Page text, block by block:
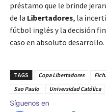
préstamo que le brinde
de la Libertadores, la
fútbol inglés y la decisión
caso en absoluto desarrollo.
TAGS Copa Libertadores
Sao Paulo
Universidad Católica
Síguenos en